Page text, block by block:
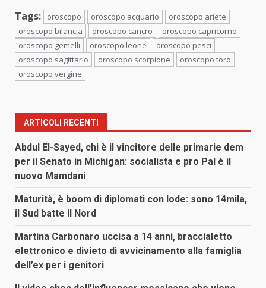
Tags: oroscopo oroscopo acquario
oroscopo ariete
oroscopo bilancia
oroscopo cancro
oroscopo capricorno
oroscopo gemelli
oroscopo leone
oroscopo pesci
oroscopo sagittario
oroscopo scorpione
oroscopo toro
oroscopo vergine
ARTICOLI RECENTI
Abdul El-Sayed, chi è il vincitore delle primarie dem
per il Senato in Michigan: socialista e pro Pal è il
nuovo Mamdani
Maturità, è boom di diplomati con lode: sono 14mila,
il Sud batte il Nord
Martina Carbonaro uccisa a 14 anni, braccialetto
elettronico e divieto di avvicinamento alla famiglia
dell’ex per i genitori